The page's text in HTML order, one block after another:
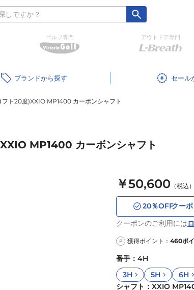
ゴルフ専門 アウトドア専門
ブランド セール
ト20度)XXIO MP1400 カーボンシャフト
MP1400 カーボンシャフト
￥50,600 （税込）
20％OFFクー
クーポンのご利用には
P 獲得ポイント： 460ポ
番手 ： 4H
3H
5H 6H
シャフト ： XXIO